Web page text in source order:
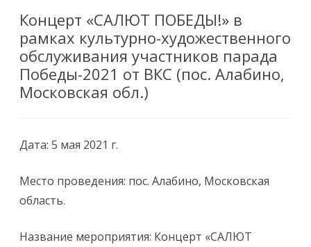
Концерт «САЛЮТ ПОБЕДЫ!» в
рамках культурно-художественного
обслуживания участников парада
Победы-2021 от ВКС (пос. Алабино,
Московская обл.)
Дата: 5 мая 2021 г.
Место проведения: пос. Алабино, Московская
область.
Название мероприятия: Концерт «САЛЮТ